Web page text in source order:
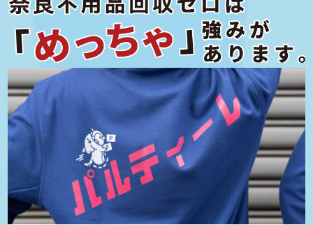
光名所です。四季折々の美しさを見せる渓谷沿いの遊歩道は、ハイ
キング初心者から熟練者まで楽しめるコースが揃っており、訪れる
人々に非日常的な自然体験を提供します。
天川村は、古くから修験道（しゅげんどう）の拠点として栄えてき
た土地でもあります。「大峯山寺」を中心とした大峰山地域は、ユ
ネスコ世界遺産「紀伊山地の霊場と参詣道」にも登録されていま
す。修験道の修行僧や参拝者が歩んだ険しい道は、歴史的・文化的
価値を持つ重要な遺産です。
村内にある「天河大辨財天社（てんかわだいべんざいてんしゃ）」
は、日本三大弁財天の一つとして知られ、金運や芸能の神様として
崇められています。この神社は多くの信仰者を集めるだけでなく、
芸能界や音楽業界からも注目される神聖な場所です。毎年多くの観
光客や参拝者が訪れ、村の文化的な魅力を体感しています。
天川村は、アウトドア好きにはたまらないスポットが満載です。村